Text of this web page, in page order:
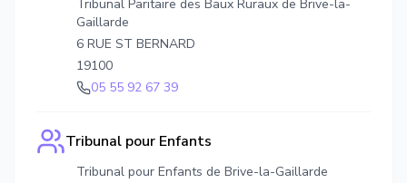
Tribunal Paritaire des Baux Ruraux de Brive-la-
Gaillarde
6 RUE ST BERNARD
19100
05 55 92 67 39
Tribunal pour Enfants
Tribunal pour Enfants de Brive-la-Gaillarde